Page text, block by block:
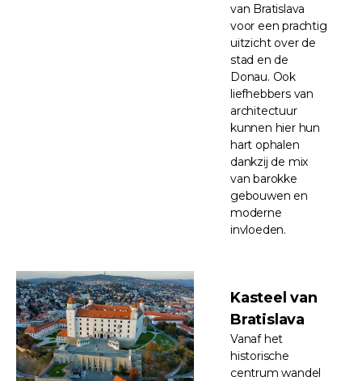
van Bratislava
voor een prachtig
uitzicht over de
stad en de
Donau. Ook
liefhebbers van
architectuur
kunnen hier hun
hart ophalen
dankzij de mix
van barokke
gebouwen en
moderne
invloeden.
Kasteel van
Bratislava
Vanaf het
historische
centrum wandel